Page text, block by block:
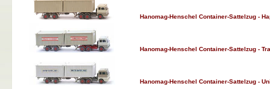
Hanomag-Henschel Container-Sattelzug -
Hanomag-Henschel Container-Sattelzug -
Hanomag-Henschel Container-Sattelzug -